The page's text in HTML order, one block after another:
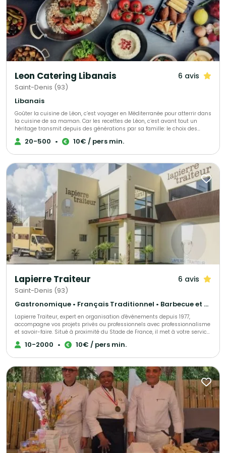
Leon Catering Libanais 6 avis
Saint-Denis (93)
Libanais
Goûter la cuisine de Léon, c’est voyager en Méditerranée pour atterrir dans
la cuisine de sa maman. Car les recettes de Léon, c‘est avant tout un
héritage transmit depuis des générations par sa famille: le choix des
ingrédients, la patience de laisser mijoter et surtout, la passion et l‘amour
du bien manger ! Ce que Leon propose, c‘est une cuisine familiale, des
20-500 • 10€ / pers min.
Lapierre Traiteur 6 avis
Saint-Denis (93)
Gastronomique • Français Traditionnel • Barbecue et grillades
Lapierre Traiteur, expert en organisation d'événements depuis 1977,
accompagne vos projets privés ou professionnels avec professionnalisme
et savoir-faire. Situé à proximité du Stade de France, il met à votre service
une cuisine traditionnelle et d'exception, élaborée à partir de produits frais
et locaux. Grâce à une équipe de collaborateurs expérimentés, Lapierre
sociales.
10-2000 • 10€ / pers min.